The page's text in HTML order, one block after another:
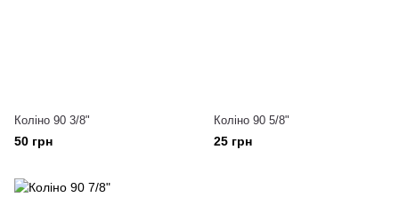
Коліно 90 3/8"
50 грн
Коліно 90 5/8"
25 грн